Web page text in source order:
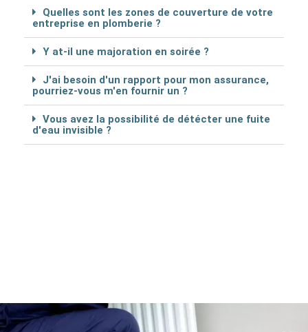
Quelles sont les zones de couverture de votre
entreprise en plomberie ?
Y at-il une majoration en soirée ?
J'ai besoin d'un rapport pour mon assurance,
pourriez-vous m'en fournir un ?
Vous avez la possibilité de détécter une fuite
d'eau invisible ?